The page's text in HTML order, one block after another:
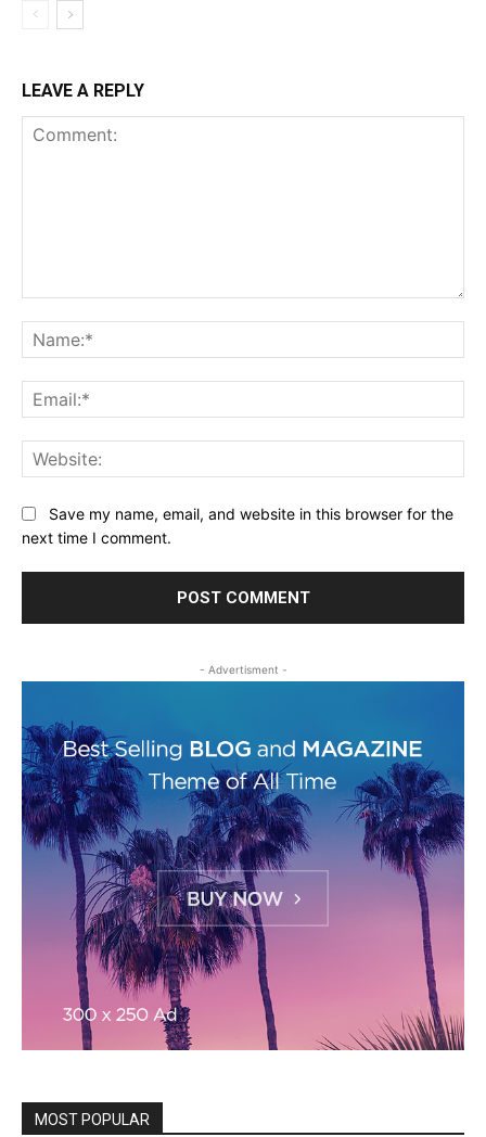
LEAVE A REPLY
Save my name, email, and website in this browser for the
next time I comment.
- Advertisment -
MOST POPULAR